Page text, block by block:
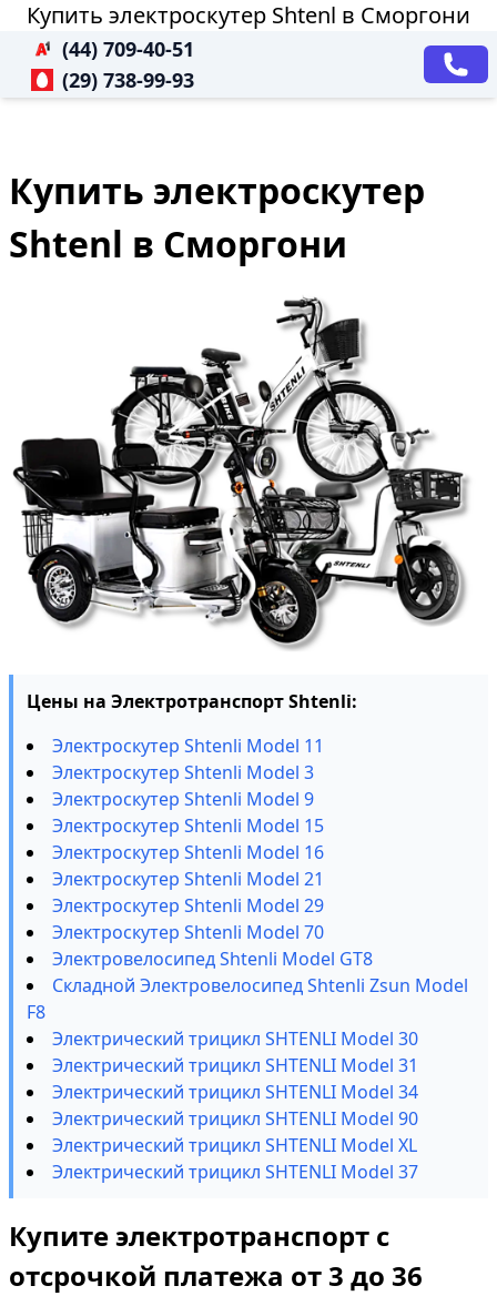
Купить электроскутер Shtenl в Сморгони
(44) 709-40-51
(29) 738-99-93
Купить электроскутер
Shtenl в Сморгони
Цены на Электротранспорт Shtenli:
Электроскутер Shtenli Model 11
Электроскутер Shtenli Model 3
Электроскутер Shtenli Model 9
Электроскутер Shtenli Model 15
Электроскутер Shtenli Model 16
Электроскутер Shtenli Model 21
Электроскутер Shtenli Model 29
Электроскутер Shtenli Model 70
Электровелосипед Shtenli Model GT8
Складной Электровелосипед Shtenli Zsun Model
F8
Электрический трицикл SHTENLI Model 30
Электрический трицикл SHTENLI Model 31
Электрический трицикл SHTENLI Model 34
Электрический трицикл SHTENLI Model 90
Электрический трицикл SHTENLI Model XL
Электрический трицикл SHTENLI Model 37
Купите электротранспорт с
отсрочкой платежа от 3 до 36